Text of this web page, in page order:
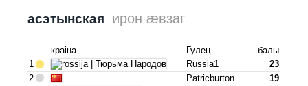
асэтынская ирон æвзаг
краіна Гулец
балы
1
Russia1
23
2
Patricburton
19